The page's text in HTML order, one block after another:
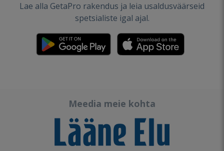
Lae alla GetaPro rakendus ja leia usaldusväärseid
spetsialiste igal ajal.
Meedia meie kohta